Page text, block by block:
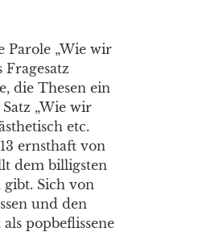
Parole „Wie wir
Fragesatz
die Thesen ein
„Wie wir
etc.
ernsthaft von
dem billigsten
Sich von
und den
popbeflissene